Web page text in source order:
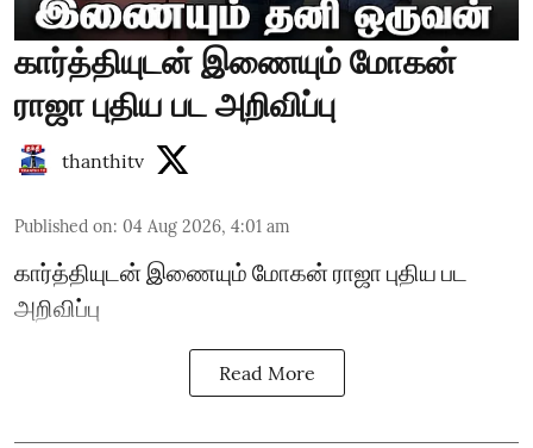
கார்த்தியுடன் இணையும் மோகன்
ராஜா புதிய பட அறிவிப்பு
thanthitv
Published on: 04 Aug 2026, 4:01 am
கார்த்தியுடன் இணையும் மோகன் ராஜா புதிய பட
அறிவிப்பு
Read More